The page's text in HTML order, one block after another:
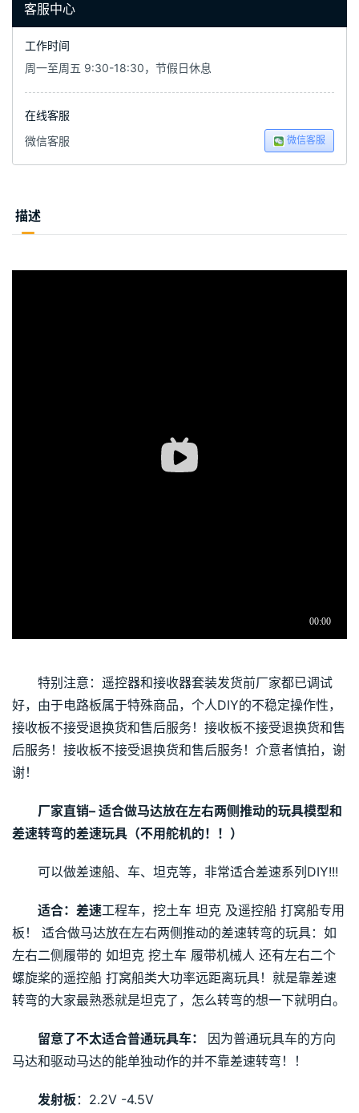
客服中心
工作时间
周一至周五 9:30-18:30，节假日休息
在线客服
微信客服
微信客服
描述
特别注意：遥控器和接收器套装发货前厂家都已调试
好，由于电路板属于特殊商品，个人DIY的不稳定操作性，
接收板不接受退换货和售后服务！接收板不接受退换货和售
后服务！接收板不接受退换货和售后服务！介意者慎拍，谢
谢！
厂家直销– 适合做马达放在左右两侧推动的玩具模型和
差速转弯的差速玩具（不用舵机的！！）
可以做差速船、车、坦克等，非常适合差速系列DIY!!!
适合：差速工程车，挖土车 坦克 及遥控船 打窝船专用
板！ 适合做马达放在左右两侧推动的差速转弯的玩具：如
左右二侧履带的 如坦克 挖土车 履带机械人 还有左右二个
螺旋桨的遥控船 打窝船类大功率远距离玩具！就是靠差速
转弯的大家最熟悉就是坦克了，怎么转弯的想一下就明白。
留意了不太适合普通玩具车： 因为普通玩具车的方向
马达和驱动马达的能单独动作的并不靠差速转弯！！
发射板 ：2.2V -4.5V